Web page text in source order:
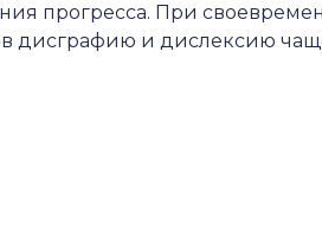
прогресса. При
и дислексию чаще